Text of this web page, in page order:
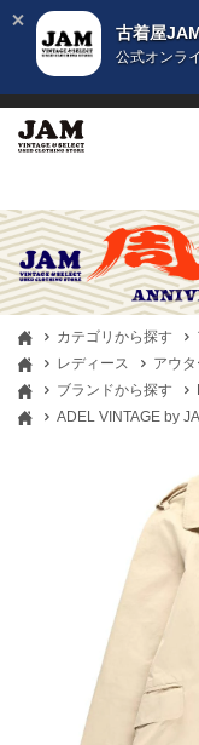
古着屋
公式オンラ
カテゴリから探す
レディース
アウタ
ブランドから探す
ADEL VINTAGE by